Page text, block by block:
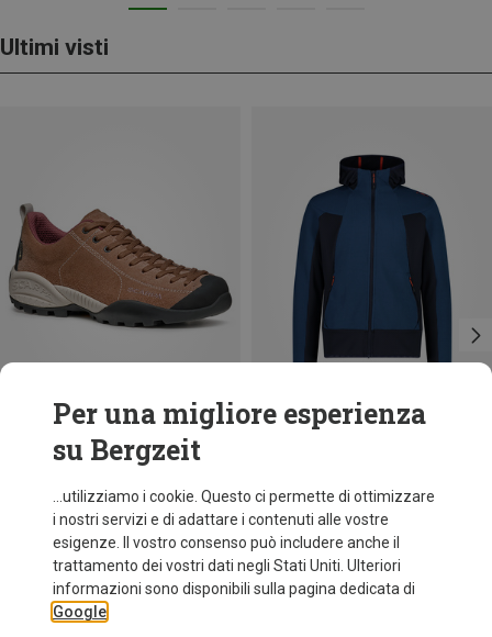
Ultimi visti
fino a 29%
CMP
Giacca Hoodie uomo
69,95 €
Per una migliore esperienza
su Bergzeit
...utilizziamo i cookie. Questo ci permette di ottimizzare
i nostri servizi e di adattare i contenuti alle vostre
esigenze. Il vostro consenso può includere anche il
trattamento dei vostri dati negli Stati Uniti. Ulteriori
informazioni sono disponibili sulla pagina dedicata di
Google